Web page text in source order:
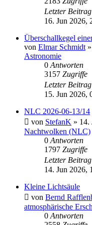
Letzter Beitrag
16. Jun 2026,
Überschallkegel
von Elmar Schmidt »
Astronomie
0 Antworten
3157 Zugriffe
Letzter Beitrag
15. Jun 2026,
NLC 2026-06-13/14
von StefanK » 14.
Nachtwolken (NLC)
0 Antworten
1797 Zugriffe
Letzter Beitrag
14. Jun 2026,
Kleine Lichtsäule
von Bernd
atmosphärische
0 Antworten